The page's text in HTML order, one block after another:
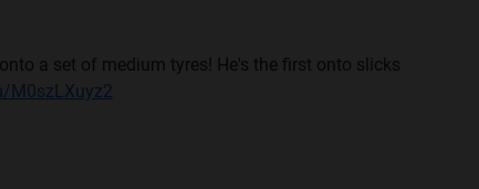
a set of medium tyres! He's the first onto slicks
M0szLXuyz2